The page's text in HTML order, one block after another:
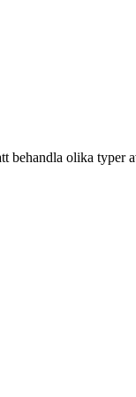
behandla olika typer